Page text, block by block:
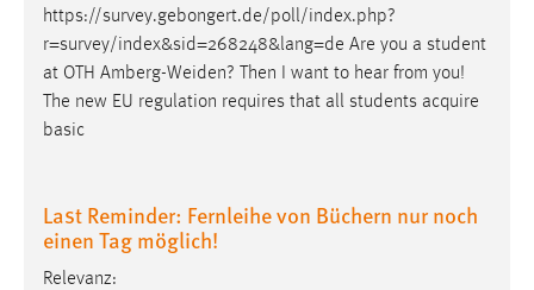
https://survey.gebongert.de/poll/index.php?
r=survey/index&sid=268248&lang=de Are you a student
at OTH Amberg-Weiden? Then I want to hear from you!
The new EU regulation requires that all students acquire
basic
Last Reminder: Fernleihe von Büchern nur noch
einen Tag möglich!
Relevanz: